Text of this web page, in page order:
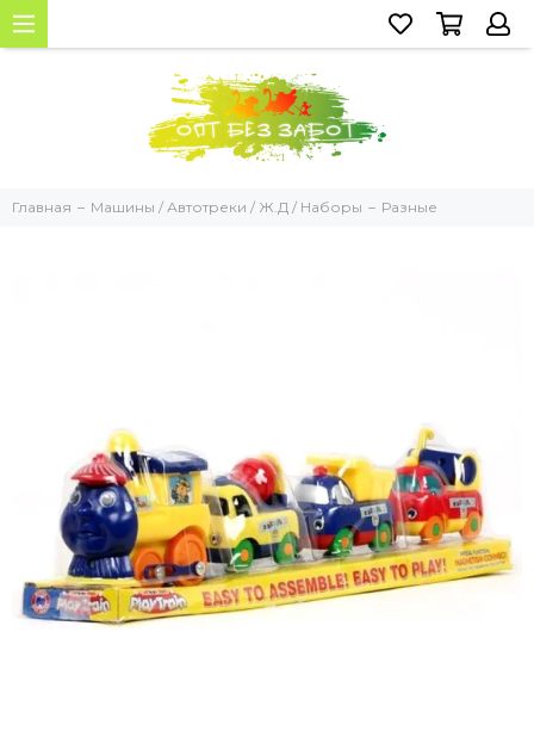
Главная Машины / Автотреки / Ж.Д / Наборы Разные